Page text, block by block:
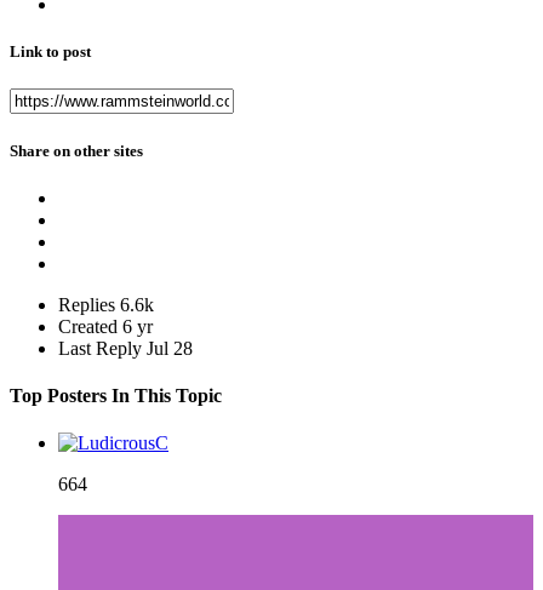
Link to post
Share on other sites
Replies 6.6k
Created 6 yr
Last Reply Jul 28
Top Posters In This Topic
664